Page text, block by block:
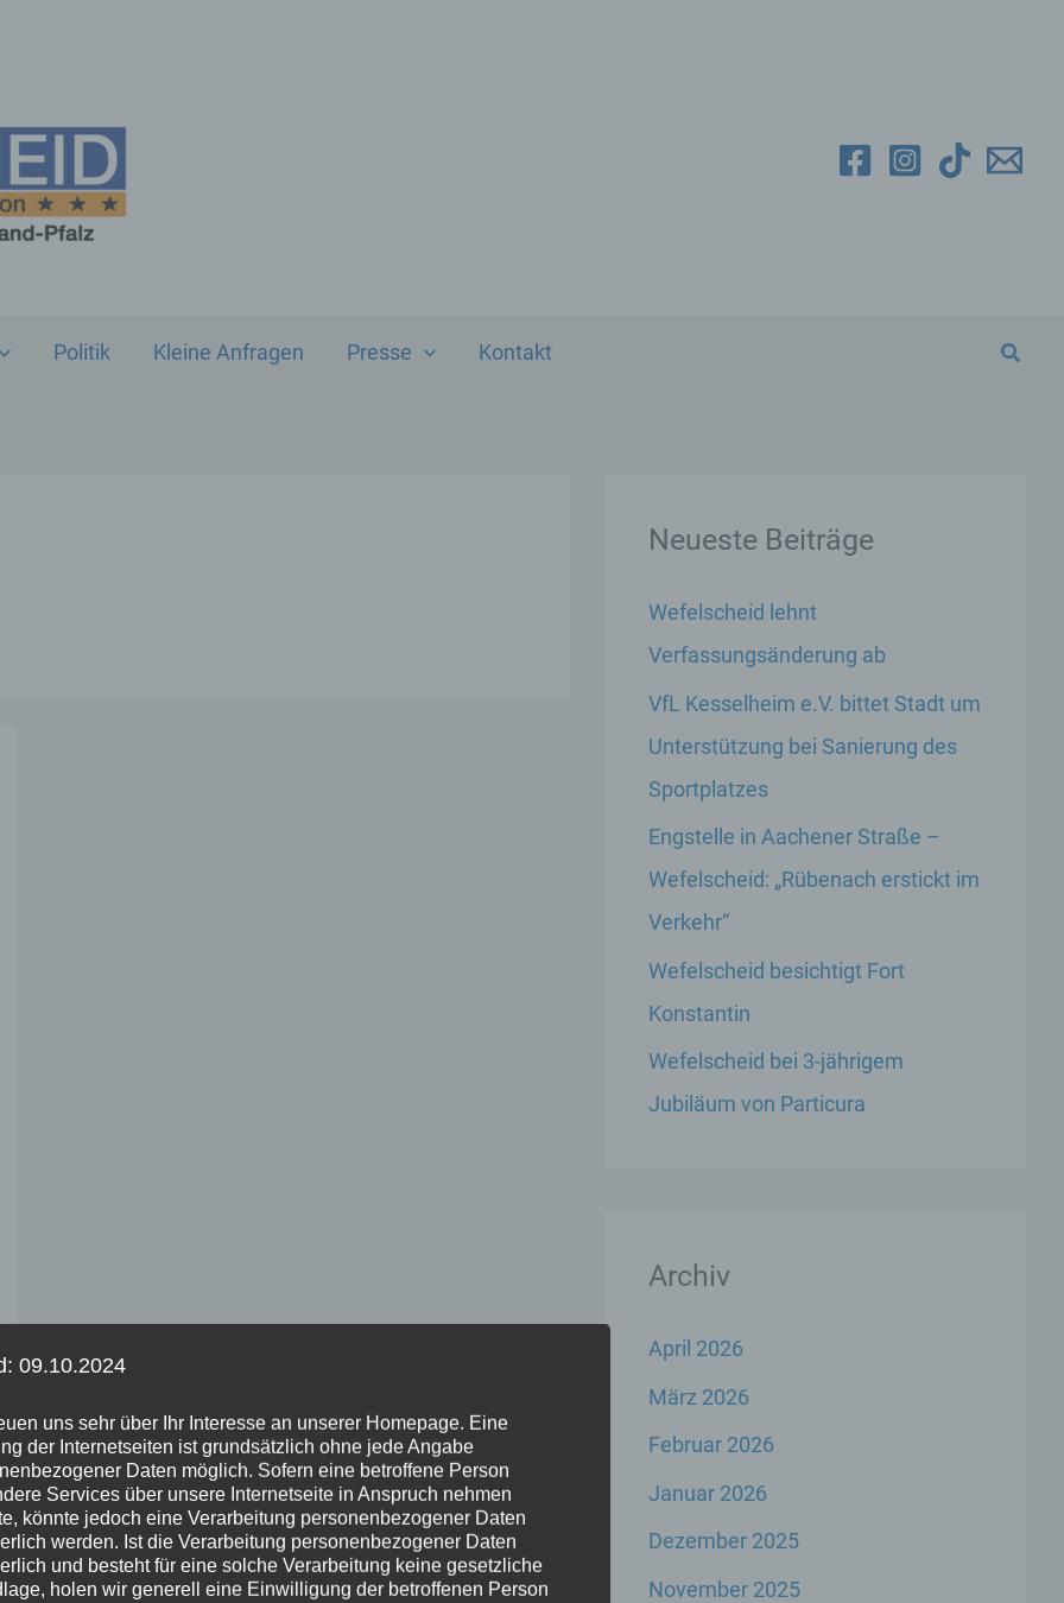
Politik Kleine Anfragen Presse Kontakt
Neueste Beiträge
Wefelscheid lehnt
Verfassungsänderung ab
VfL Kesselheim e.V. bittet Stadt um
Unterstützung bei Sanierung des
Sportplatzes
Engstelle in Aachener Straße –
Wefelscheid: „Rübenach erstickt im
Verkehr“
Wefelscheid besichtigt Fort
Konstantin
Wefelscheid bei 3-jährigem
Jubiläum von Particura
Archiv
April 2026
März 2026
Februar 2026
Januar 2026
Dezember 2025
November 2025
09.10.2024
uns sehr über Ihr Interesse an unserer Homepage. Eine
der Internetseiten ist grundsätzlich ohne jede Angabe
Daten möglich. Sofern eine betroffene Person
Services über unsere Internetseite in Anspruch nehmen
könnte jedoch eine Verarbeitung personenbezogener Daten
werden. Ist die Verarbeitung personenbezogener Daten
und besteht für eine solche Verarbeitung keine gesetzliche
holen wir generell eine Einwilligung der betroffenen Person